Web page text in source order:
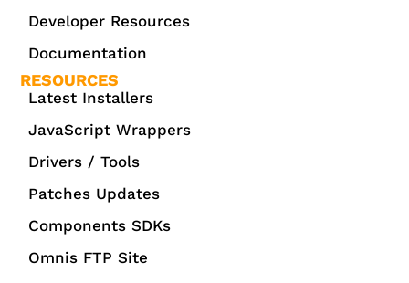
Developer Resources
Documentation
RESOURCES
Latest Installers
JavaScript Wrappers
Drivers / Tools
Patches Updates
Components SDKs
Omnis FTP Site